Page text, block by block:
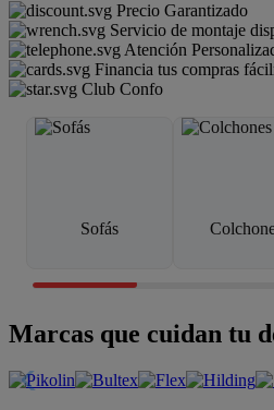
Precio Garantizado
Servicio de montaje
Atención
Financia tus compras
Club Confo
Sofás
Marcas que cuidan tu